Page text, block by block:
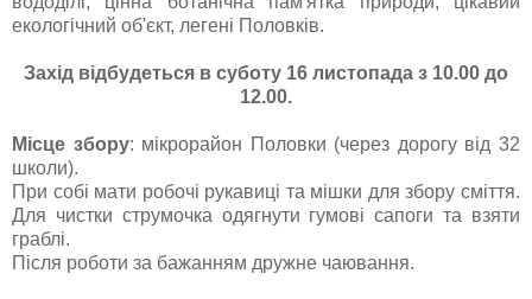
екологічний об'єкт, легені Половків.
Захід відбудеться в суботу 16 листопада з 10.00 до
12.00.
Місце збору: мікрорайон Половки (через дорогу від 32
школи).
При собі мати робочі рукавиці та мішки для збору сміття.
Для чистки струмочка одягнути гумові сапоги та взяти
граблі.
Після роботи за бажанням дружне чаювання.